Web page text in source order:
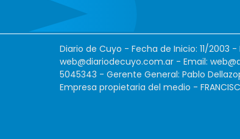
Diario de Cuyo - Fecha de Inicio: 11/2003
web@diariodecuyo.com.ar - Email:
5045343 - Gerente General: Pablo
Empresa propietaria del medio -